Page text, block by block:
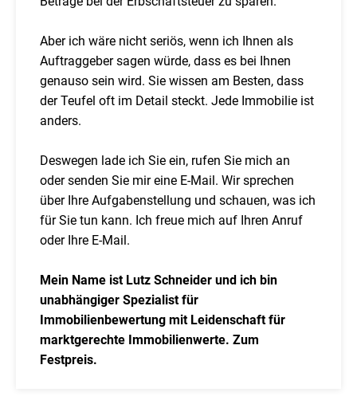
Aber ich wäre nicht seriös, wenn ich Ihnen als
Auftraggeber sagen würde, dass es bei Ihnen
genauso sein wird. Sie wissen am Besten, dass
der Teufel oft im Detail steckt. Jede Immobilie ist
anders.
Deswegen lade ich Sie ein, rufen Sie mich an
oder senden Sie mir eine E-Mail. Wir sprechen
über Ihre Aufgabenstellung und schauen, was ich
für Sie tun kann. Ich freue mich auf Ihren Anruf
oder Ihre E-Mail.
Mein Name ist Lutz Schneider und ich bin
unabhängiger Spezialist für
Immobilienbewertung mit Leidenschaft für
marktgerechte Immobilienwerte. Zum
Festpreis.